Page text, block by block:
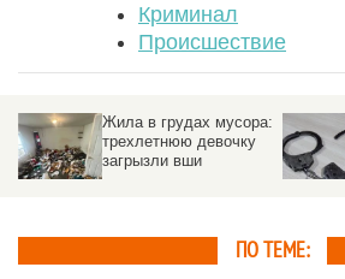
Криминал
Происшествие
Жила в грудах мусора:
трехлетнюю девочку
загрызли вши
ПО ТЕМЕ: